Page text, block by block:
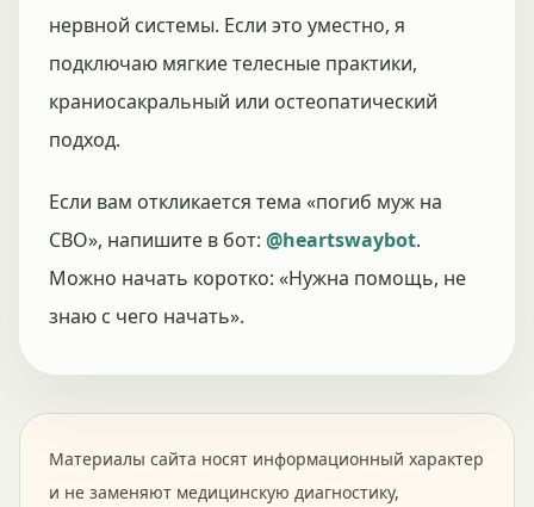
нервной системы. Если это уместно, я
подключаю мягкие телесные практики,
краниосакральный или остеопатический
подход.
Если вам откликается тема «погиб муж на
СВО», напишите в бот: @heartswaybot.
Можно начать коротко: «Нужна помощь, не
знаю с чего начать».
Материалы сайта носят информационный характер
и не заменяют медицинскую диагностику,